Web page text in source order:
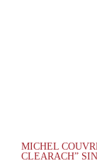
MICHEL
CLEARACH”